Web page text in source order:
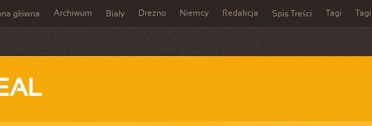
główna Archiwum Biały Drezno Niemcy Redakcja Spis Treści Tagi Tagi